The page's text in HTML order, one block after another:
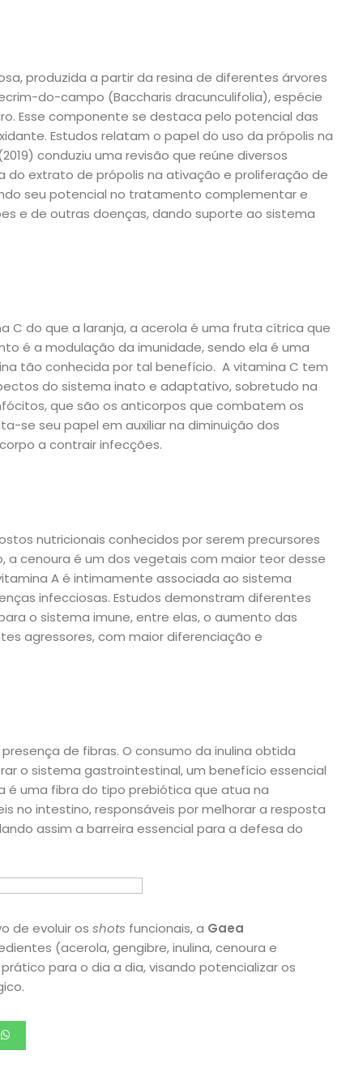
produzida a partir da resina de diferentes árvores
do-campo (Baccharis dracunculifolia), espécie
Esse componente se destaca pelo potencial das
Estudos relatam o papel do uso da própolis na
conduziu uma revisão que reúne diversos
do extrato de própolis na ativação e proliferação de
seu potencial no tratamento complementar e
e de outras doenças, dando suporte ao sistema
C do que a laranja, a acerola é uma fruta cítrica que
é a modulação da imunidade, sendo ela é uma
tão conhecida por tal benefício. A vitamina C tem
do sistema inato e adaptativo, sobretudo na
que são os anticorpos que combatem os
se seu papel em auxiliar na diminuição dos
a contrair infecções.
nutricionais conhecidos por serem precursores
a cenoura é um dos vegetais com maior teor desse
A é intimamente associada ao sistema
infecciosas. Estudos demonstram diferentes
o sistema imune, entre elas, o aumento das
agressores, com maior diferenciação e
de fibras. O consumo da inulina obtida
o sistema gastrointestinal, um benefício essencial
é uma fibra do tipo prebiótica que atua na
no intestino, responsáveis por melhorar a resposta
assim a barreira essencial para a defesa do
de evoluir os shots funcionais, a Gaea
(acerola, gengibre, inulina, cenoura e
para o dia a dia, visando potencializar os